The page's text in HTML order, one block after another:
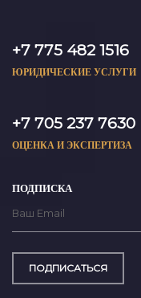
+7 775 482 1516
ЮРИДИЧЕСКИЕ УСЛУГИ
+7 705 237 7630
ОЦЕНКА И ЭКСПЕРТИЗА
ПОДПИСКА
ПОДПИСАТЬСЯ